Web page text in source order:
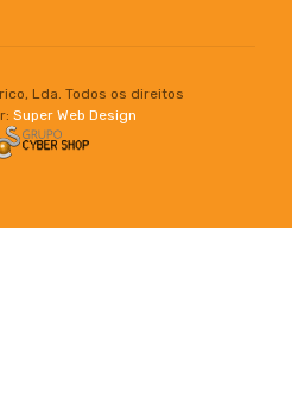
Lda. Todos os direitos
Super Web Design